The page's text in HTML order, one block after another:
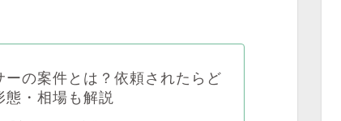
ーの案件とは？依頼されたらど
態・相場も解説